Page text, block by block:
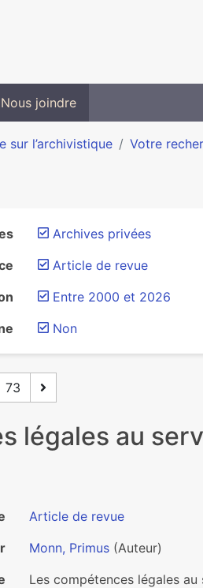
Nous joindre
sur l’archivistique Votre
Archives privées
Article de revue
Entre 2000 et 2026
Non
73
légales au
Article de revue
Monn, Primus (Auteur)
Les compétences légales